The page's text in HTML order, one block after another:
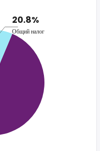
20.8%
Общий налог